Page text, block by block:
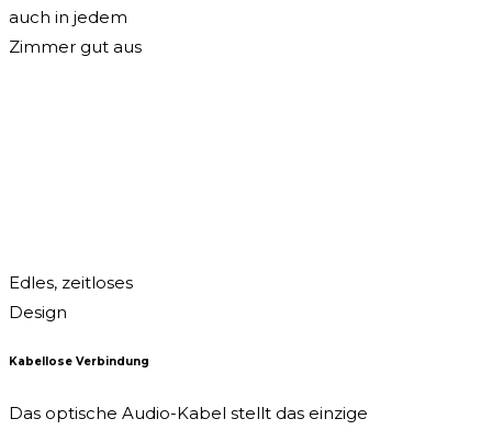
auch in jedem
Zimmer gut aus
Edles, zeitloses
Design
Kabellose Verbindung
Das optische Audio-Kabel stellt das einzige